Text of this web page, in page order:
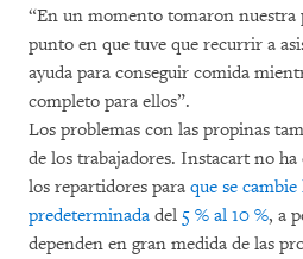
“En un momento tomaron nuestra
punto en que tuve que recurrir a
ayuda para conseguir comida
completo para ellos”.
Los problemas con las propinas
de los trabajadores. Instacart no ha
los repartidores para que se
predeterminada del 5 % al 10 %, a
dependen en gran medida de las